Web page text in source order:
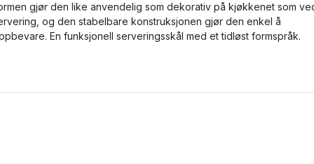
gjør den like anvendelig som dekorativ på kjøkkenet som
og den stabelbare konstruksjonen gjør den enkel å
En funksjonell serveringsskål med et tidløst formspråk.